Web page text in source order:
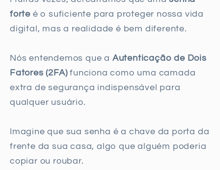
forte é o suficiente para proteger nossa vida
digital, mas a realidade é bem diferente.
Nós entendemos que a Autenticação de Dois
Fatores (2FA)funciona como uma camada
extra de segurança indispensável para
qualquer usuário.
Imagine que sua senha é a chave da porta da
frente da sua casa, algo que alguém poderia
copiar ou roubar.